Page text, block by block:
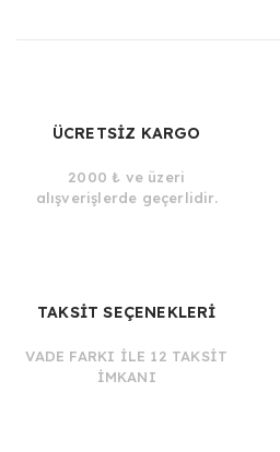
ÜCRETSİZ KARGO
2000 ₺ ve üzeri
alışverişlerde geçerlidir.
TAKSİT SEÇENEKLERİ
VADE FARKI İLE 12 TAKSİT
İMKANI